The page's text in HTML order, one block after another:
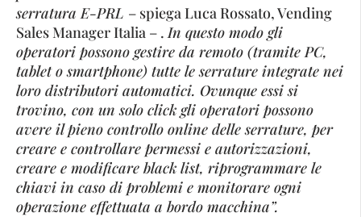
serratura E-PRL – spiega Luca Rossato, Vending
Sales Manager Italia – . In questo modo gli
operatori possono gestire da remoto (tramite PC,
tablet o smartphone) tutte le serrature integrate nei
loro distributori automatici. Ovunque essi si
trovino, con un solo click gli operatori possono
avere il pieno controllo online delle serrature, per
creare e controllare permessi e autorizzazioni,
creare e modificare black list, riprogrammare le
chiavi in caso di problemi e monitorare ogni
operazione effettuata a bordo macchina”.